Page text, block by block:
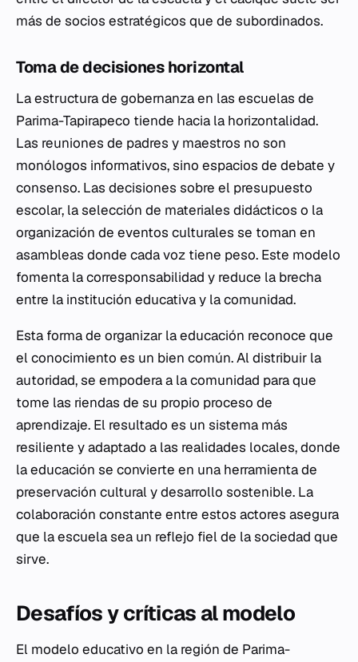
más de socios estratégicos que de subordinados.
Toma de decisiones horizontal
La estructura de gobernanza en las escuelas de
Parima-Tapirapeco tiende hacia la horizontalidad.
Las reuniones de padres y maestros no son
monólogos informativos, sino espacios de debate y
consenso. Las decisiones sobre el presupuesto
escolar, la selección de materiales didácticos o la
organización de eventos culturales se toman en
asambleas donde cada voz tiene peso. Este modelo
fomenta la corresponsabilidad y reduce la brecha
entre la institución educativa y la comunidad.
Esta forma de organizar la educación reconoce que
el conocimiento es un bien común. Al distribuir la
autoridad, se empodera a la comunidad para que
tome las riendas de su propio proceso de
aprendizaje. El resultado es un sistema más
resiliente y adaptado a las realidades locales, donde
la educación se convierte en una herramienta de
preservación cultural y desarrollo sostenible. La
colaboración constante entre estos actores asegura
que la escuela sea un reflejo fiel de la sociedad que
sirve.
Desafíos y críticas al modelo
El modelo educativo en la región de Parima-